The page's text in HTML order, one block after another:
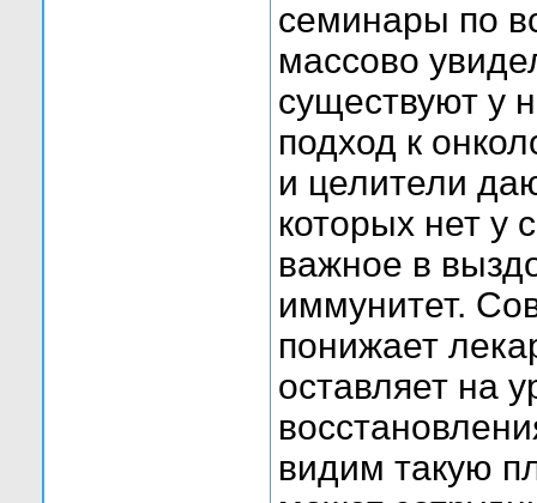
семинары по
массово
существуют у
подход к
и целители
которых нет
важное в
иммунитет.
понижает
оставляет на
видим такую